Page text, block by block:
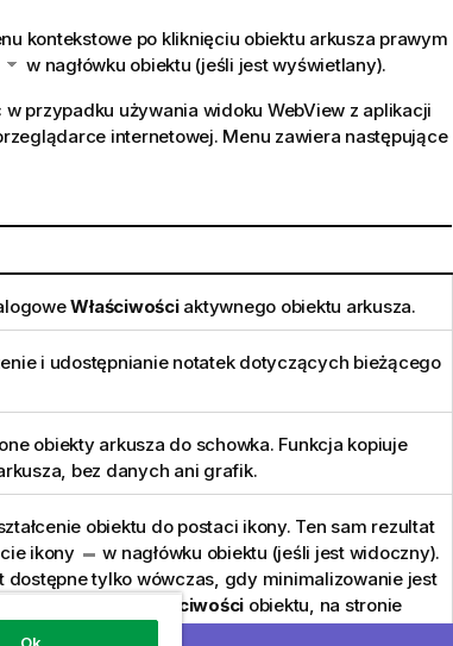
kontekstowe po kliknięciu obiektu arkusza prawym
w nagłówku obiektu (jeśli jest wyświetlany).
przypadku używania widoku WebView z aplikacji
internetowej. Menu zawiera następujące
Właściwościaktywnego obiektu arkusza.
i udostępnianie notatek dotyczących bieżącego
obiekty arkusza do schowka. Funkcja kopiuje
bez danych ani grafik.
obiektu do postaci ikony. Ten sam rezultat
ikony
w nagłówku obiektu (jeśli jest widoczny).
dostępne tylko wówczas, gdy minimalizowanie jest
Właściwości obiektu, na stronie